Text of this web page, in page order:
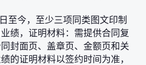
至今，至少三项同类图文印制
绩，证明材料：需提供合同复
封面页、盖章页、金额页和关
的证明材料以签约时间为准，